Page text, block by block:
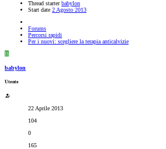
Thread starter babylon
Start date 2 Agosto 2013
Forums
Percorsi rapidi
Per i nuovi: scegliere la terapia anticalvizie
B
babylon
Utente
22 Aprile 2013
104
0
165